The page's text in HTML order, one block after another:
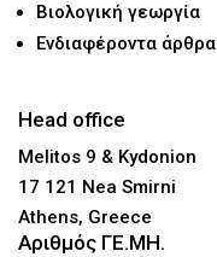
Βιολογική γεωργία
Ενδιαφέροντα άρθρα
Head office
Melitos 9 & Kydonion
17 121 Nea Smirni
Athens, Greece
Αριθμός ΓΕ.ΜΗ.